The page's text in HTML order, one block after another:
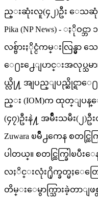
ည္းဆုံးလူ(၄၂)ဦး ေသဆုံ
Pika (NP News) - ႏိုဝင္ဘာ
လစ္ဗ်ားႏိုင္ငံကမ္းလြန္မွာ
ေ႐ႊ႕ေျပာင္းအလုပ္သ
ယ္လို႔ အျပည္ျပည္ဆိုင္ရာေ
ည္း (IOM)က ထုတ္ျပန္ေ
(၄၇)ဦးနဲ႔ အမ်ိဳးသမီး(၂
Zuwara ၿမိဳ႕ကေန စတင္
ပါတယ္။ စတင္ထြက္ခြါၿပီ
လႈိင္းလုံး႐ိုက္ခတ္မႈေတြေ
တိမ္းေမွာက္သြားခဲ့တာျဖ